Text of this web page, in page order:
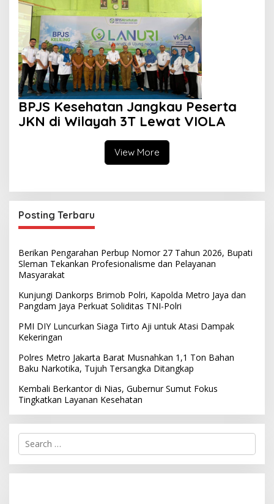
BPJS Kesehatan Jangkau Peserta
JKN di Wilayah 3T Lewat VIOLA
View More
Posting Terbaru
Berikan Pengarahan Perbup Nomor 27 Tahun 2026, Bupati
Sleman Tekankan Profesionalisme dan Pelayanan
Masyarakat
Kunjungi Dankorps Brimob Polri, Kapolda Metro Jaya dan
Pangdam Jaya Perkuat Soliditas TNI-Polri
PMI DIY Luncurkan Siaga Tirto Aji untuk Atasi Dampak
Kekeringan
Polres Metro Jakarta Barat Musnahkan 1,1 Ton Bahan
Baku Narkotika, Tujuh Tersangka Ditangkap
Kembali Berkantor di Nias, Gubernur Sumut Fokus
Tingkatkan Layanan Kesehatan
S
r